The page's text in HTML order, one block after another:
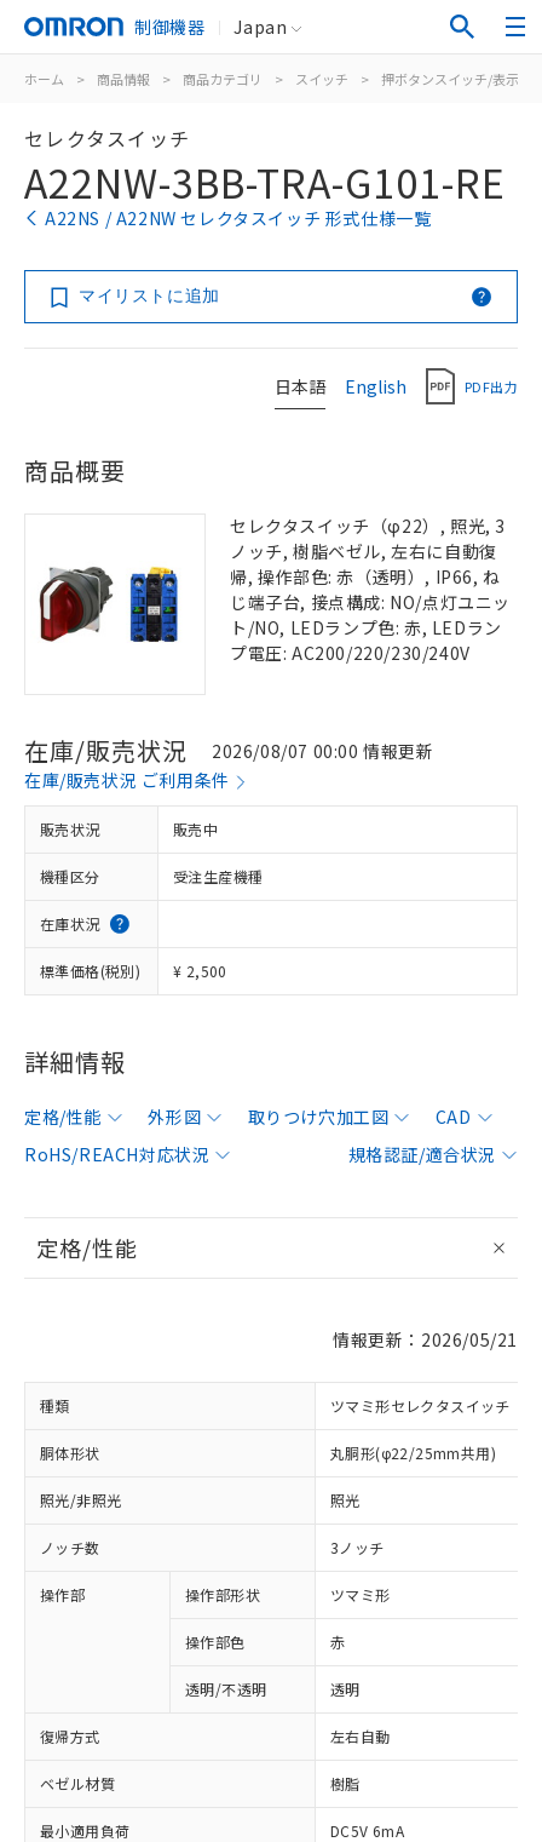
制御機器 Japan
ホーム > 商品情報 > 商品カテゴリ > スイッチ > 押ボタンスイッチ/表示灯
セレクタスイッチ
A22NW-3BB-TRA-G101-RE
A22NS / A22NW セレクタスイッチ 形式仕様一覧
マイリストに追加
日本語 English PDF出力
商品概要
セレクタスイッチ（φ22）, 照光, 3
ノッチ, 樹脂ベゼル, 左右に自動復
帰, 操作部色: 赤（透明）, IP66, ね
じ端子台, 接点構成: NO/点灯ユニッ
ト/NO, LEDランプ色: 赤, LEDラン
プ電圧: AC200/220/230/240V
在庫/販売状況
2026/08/07 00:00 情報更新
在庫/販売状況 ご利用条件
販売状況 販売中
機種区分 受注生産機種
在庫状況
標準価格(税別) ¥ 2,500
詳細情報
定格/性能 外形図 取りつけ穴加工図
CAD
RoHS/REACH対応状況
規格認証/適合状況
定格/性能
情報更新：2026/05/21
種類 ツマミ形セレクタスイッチ
胴体形状 丸胴形(φ22/25mm共用)
照光/非照光 照光
ノッチ数 3ノッチ
操作部 操作部形状 ツマミ形
操作部色 赤
透明/不透明 透明
復帰方式 左右自動
ベゼル材質 樹脂
最小適用負荷 DC5V 6mA